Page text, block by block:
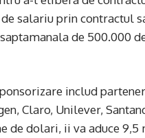
salariu prin contractul
de 500.000
includ
Claro, Unilever,
de dolari, ii va aduce